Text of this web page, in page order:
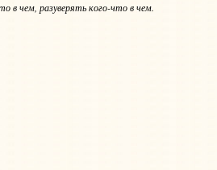
в чем, разуверятького-что в чем.